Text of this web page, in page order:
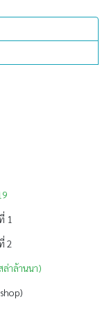
1
2
าล้านนา)